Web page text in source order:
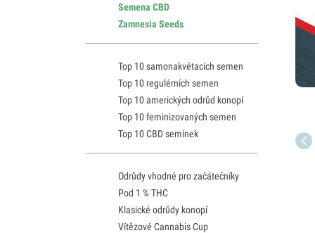
Semena CBD
Zamnesia Seeds
Top 10 samonakvétacích semen
Top 10 regulérních semen
Top 10 amerických odrůd konopí
Top 10 feminizovaných semen
Top 10 CBD semínek
Odrůdy vhodné pro začátečníky
Pod 1 % THC
Klasické odrůdy konopí
Vítězové Cannabis Cup